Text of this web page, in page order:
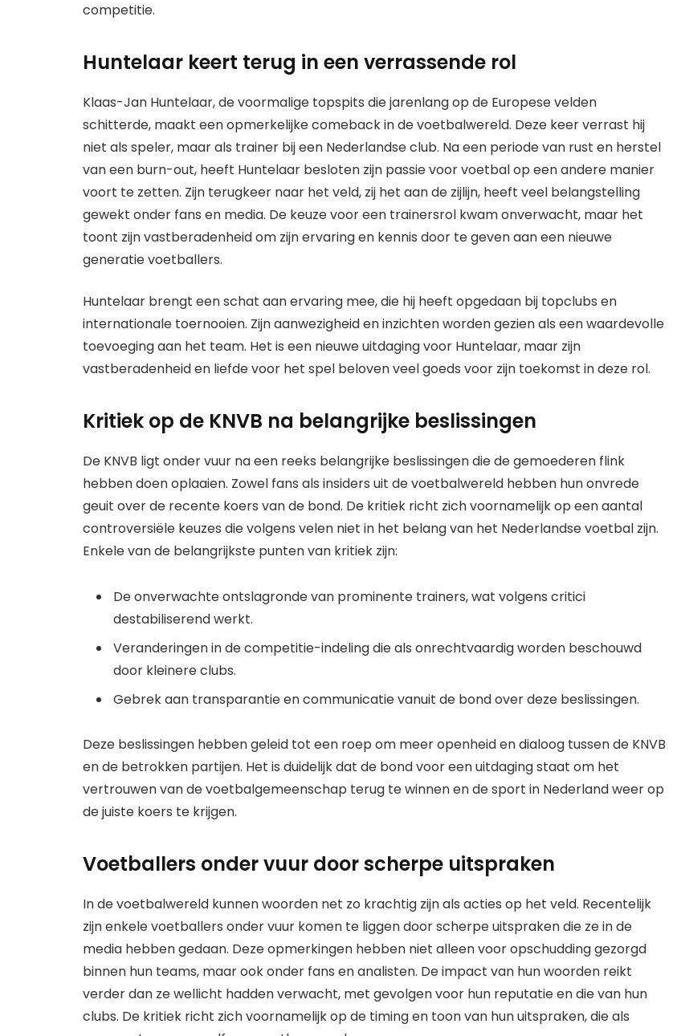
competitie.
Huntelaar keert terug in een verrassende rol
Klaas-Jan Huntelaar, de voormalige topspits die jarenlang op de Europese velden
schitterde, maakt een opmerkelijke comeback in de voetbalwereld. Deze keer verrast hij
niet als speler, maar als trainer bij een Nederlandse club. Na een periode van rust en herstel
van een burn-out, heeft Huntelaar besloten zijn passie voor voetbal op een andere manier
voort te zetten. Zijn terugkeer naar het veld, zij het aan de zijlijn, heeft veel belangstelling
gewekt onder fans en media. De keuze voor een trainersrol kwam onverwacht, maar het
toont zijn vastberadenheid om zijn ervaring en kennis door te geven aan een nieuwe
generatie voetballers.
Huntelaar brengt een schat aan ervaring mee, die hij heeft opgedaan bij topclubs en
internationale toernooien. Zijn aanwezigheid en inzichten worden gezien als een waardevolle
toevoeging aan het team. Het is een nieuwe uitdaging voor Huntelaar, maar zijn
vastberadenheid en liefde voor het spel beloven veel goeds voor zijn toekomst in deze rol.
Kritiek op de KNVB na belangrijke beslissingen
De KNVB ligt onder vuur na een reeks belangrijke beslissingen die de gemoederen flink
hebben doen oplaaien. Zowel fans als insiders uit de voetbalwereld hebben hun onvrede
geuit over de recente koers van de bond. De kritiek richt zich voornamelijk op een aantal
controversiële keuzes die volgens velen niet in het belang van het Nederlandse voetbal zijn.
Enkele van de belangrijkste punten van kritiek zijn:
De onverwachte ontslagronde van prominente trainers, wat volgens critici
destabiliserend werkt.
Veranderingen in de competitie-indeling die als onrechtvaardig worden beschouwd
door kleinere clubs.
Gebrek aan transparantie en communicatie vanuit de bond over deze beslissingen.
Deze beslissingen hebben geleid tot een roep om meer openheid en dialoog tussen de KNVB
en de betrokken partijen. Het is duidelijk dat de bond voor een uitdaging staat om het
vertrouwen van de voetbalgemeenschap terug te winnen en de sport in Nederland weer op
de juiste koers te krijgen.
Voetballers onder vuur door scherpe uitspraken
In de voetbalwereld kunnen woorden net zo krachtig zijn als acties op het veld. Recentelijk
zijn enkele voetballers onder vuur komen te liggen door scherpe uitspraken die ze in de
media hebben gedaan. Deze opmerkingen hebben niet alleen voor opschudding gezorgd
binnen hun teams, maar ook onder fans en analisten. De impact van hun woorden reikt
verder dan ze wellicht hadden verwacht, met gevolgen voor hun reputatie en die van hun
clubs. De kritiek richt zich voornamelijk op de timing en toon van hun uitspraken, die als